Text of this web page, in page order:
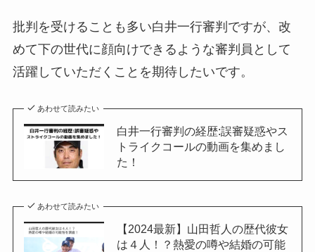
批判を受けることも多い白井一行審判ですが、改
めて下の世代に顔向けできるような審判員として
活躍していただくことを期待したいです。
あわせて読みたい
白井一行審判の経歴:誤審疑惑やス
トライクコールの動画を集めまし
た！
あわせて読みたい
【2024最新】山田哲人の歴代彼女
は４人！？熱愛の噂や結婚の可能